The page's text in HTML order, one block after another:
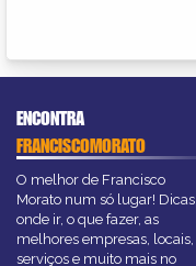
ENCONTRA
FRANCISCOMORATO
O melhor de Francisco
Morato num só lugar! Dicas,
onde ir, o que fazer, as
melhores empresas, locais,
serviços e muito mais no